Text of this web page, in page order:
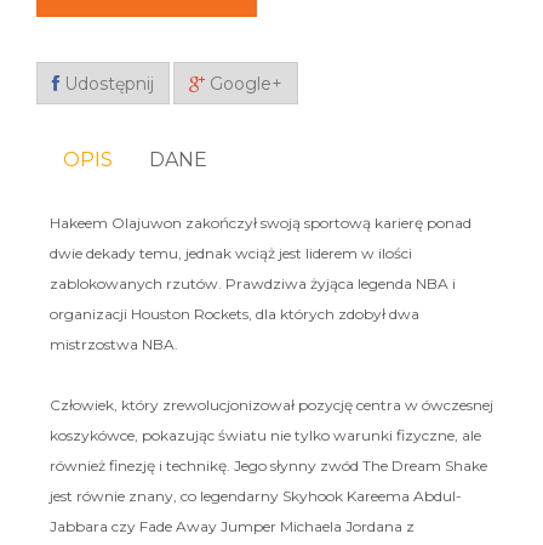
Udostępnij Google+
OPIS DANE
Hakeem Olajuwon zakończył swoją sportową karierę ponad
dwie dekady temu, jednak wciąż jest liderem w ilości
zablokowanych rzutów. Prawdziwa żyjąca legenda NBA i
organizacji Houston Rockets, dla których zdobył dwa
mistrzostwa NBA.
Człowiek, który zrewolucjonizował pozycję centra w ówczesnej
koszykówce, pokazując światu nie tylko warunki fizyczne, ale
również finezję i technikę. Jego słynny zwód The Dream Shake
jest równie znany, co legendarny Skyhook Kareema Abdul-
Jabbara czy Fade Away Jumper Michaela Jordana z